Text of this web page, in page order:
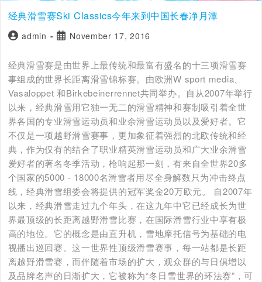
经典滑雪赛Ski Classics今年来到中国长春净月潭
admin November 17, 2016
经典滑雪赛是由世界上最传统和最富有盛名的十三项滑雪赛
事组成的世界长距离滑雪锦标赛。由欧洲W sport media、
Vasaloppet 和Birkebeinerrennet共同举办。自从2007年举行
以来，经典滑雪用它独一无二的滑雪精神和赛制吸引着全世
界各国的专业滑雪运动员和业余滑雪运动员以及爱好者。它
不仅是一项越野滑雪赛事，更加象征着强烈的北欧传统和经
典，作为仅有的结合了职业精英滑雪运动员和广大业余滑雪
爱好者的著名冬季活动，枪响起那一刻，有来自全世界20多
个国家的5000 - 18000名滑雪者用尽全身解数只为冲击终点
线，经典滑雪组委会将提供的冠军奖金20万欧元。 自2007年
以来，经典滑雪走过九个年头，在这九年中它已经成长为世
界最顶级的长距离越野滑雪比赛，在国际滑雪行业中享有极
高的地位。它的概念是由直升机，雪地摩托信号为基础的电
视播出巡回赛。这一世界性顶级滑雪赛事，每一站都是长距
离越野滑雪赛，而伴随着市场的扩大，观众群的与日俱增以
及品牌名声的日渐扩大，它被称为“冬日雪世界的环法赛”，可